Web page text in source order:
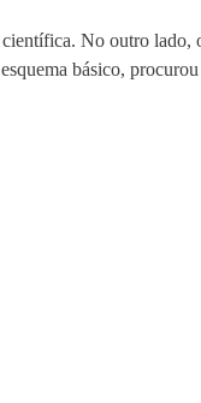
No outro lado,
básico,